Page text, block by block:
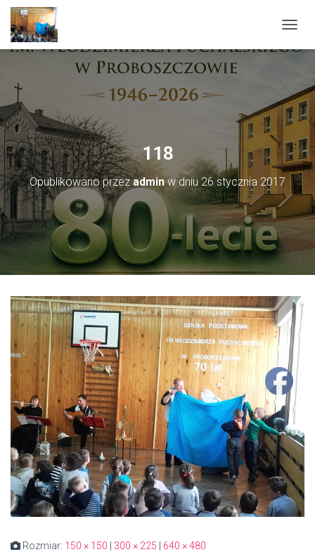
118
Opublikowano przezadminw dniu26 stycznia 2017
Rozmiar: 150 × 150 | 300 × 225 | 640 × 480